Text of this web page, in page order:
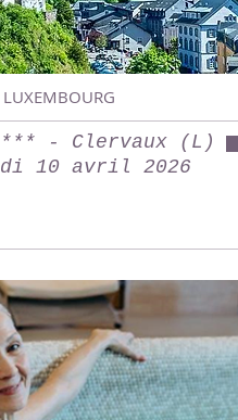
LUXEMBOURG
**** - Clervaux (L)
10 avril 2026